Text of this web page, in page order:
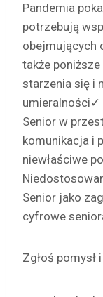
Pandemia
potrzebują
obejmujących
także
starzenia się i
umieralności✓
Senior w
komunikacja i
niewłaściwe
Senior jako
cyfrowe
Zgłoś pomysł